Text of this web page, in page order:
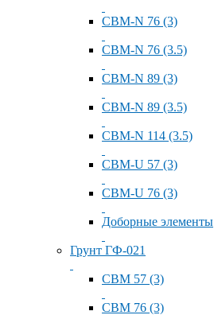
СВМ-N 76 (3)
СВМ-N 76 (3.5)
СВМ-N 89 (3)
СВМ-N 89 (3.5)
СВМ-N 114 (3.5)
СВМ-U 57 (3)
СВМ-U 76 (3)
Доборные элементы
Грунт ГФ-021
СВМ 57 (3)
СВМ 76 (3)